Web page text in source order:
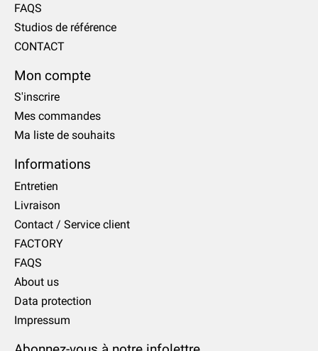
FAQS
Studios de référence
CONTACT
Mon compte
S'inscrire
Mes commandes
Ma liste de souhaits
Informations
Entretien
Livraison
Contact / Service client
FACTORY
FAQS
About us
Data protection
Impressum